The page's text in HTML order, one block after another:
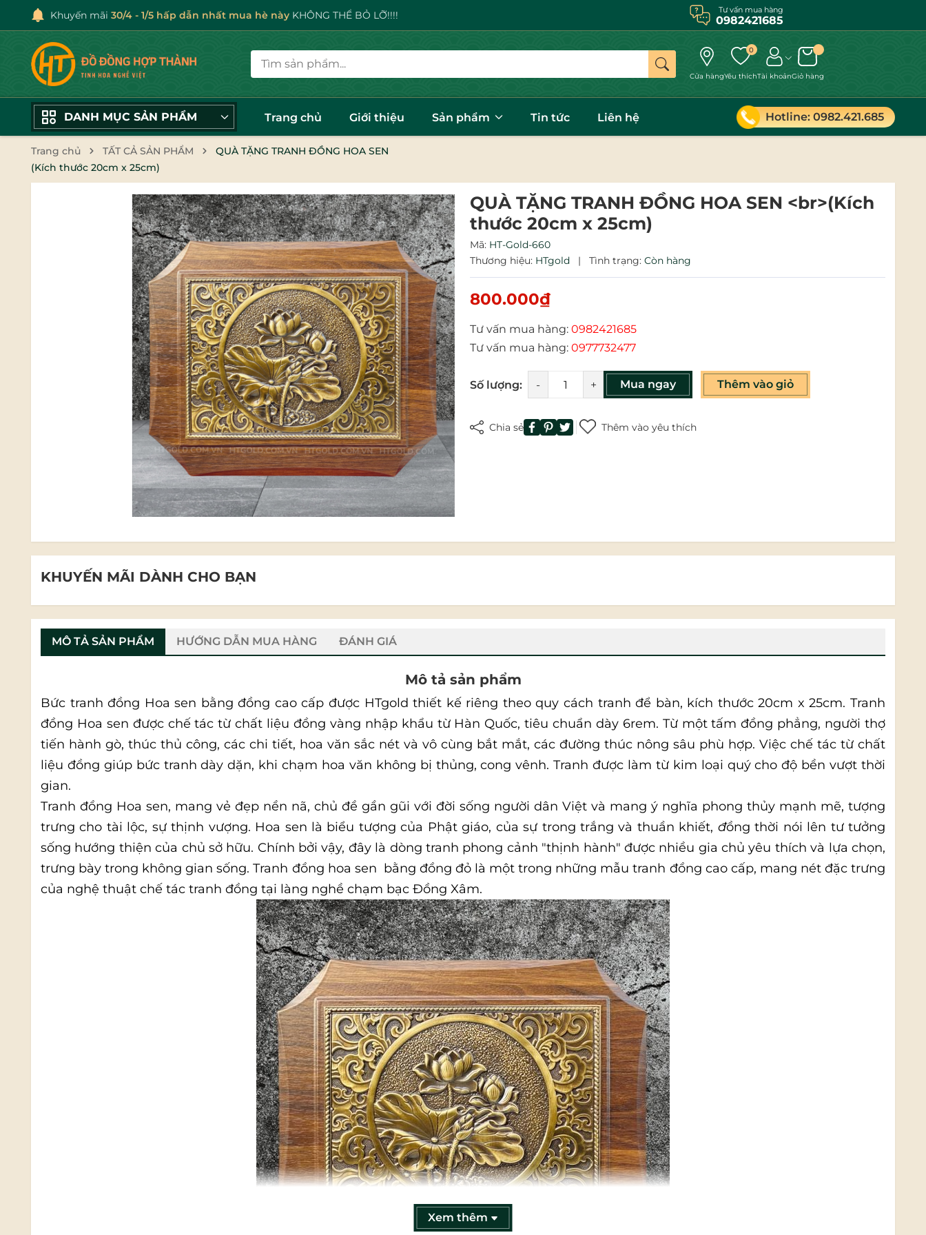
Khuyến mãi 30/4 - 1/5 hấp dẫn nhất mua hè này KHÔNG THỂ BỎ LỠ!!!! Tư vấn mua hàng
0982421685
Cửa hàng
0
Yêu thíchTài khoảnGiỏ hàng
DANH MỤC SẢN PHẨM Trang chủ Giới thiệu Sản phẩm Tin tức Liên hệ Hotline: 0982.421.685
Trang chủ TẤT CẢ SẢN PHẨM
QUÀ TẶNG TRANH ĐỒNG HOA SEN
(Kích thước 20cm x 25cm)
QUÀ TẶNG TRANH ĐỒNG HOA SEN <br>(Kích
thước 20cm x 25cm)
Mã: HT-Gold-660
Thương hiệu: HTgold | Tình trạng: Còn hàng
800.000₫
Tư vấn mua hàng: 0982421685
Tư vấn mua hàng: 0977732477
Số lượng: - + Mua ngay Thêm vào giỏ
Chia sẻ Thêm vào yêu thích
KHUYẾN MÃI DÀNH CHO BẠN
Mã giảm giá:
Ngày hết hạn:
Điều kiện:
MÔ TẢ SẢN PHẨM HƯỚNG DẪN MUA HÀNG ĐÁNH GIÁ
Mô tả sản phẩm
Bức tranh đồng Hoa sen bằng đồng cao cấp được HTgold thiết kế riêng theo quy cách tranh để bàn, kích thước 20cm x 25cm. Tranh
đồng Hoa sen được chế tác từ chất liệu đồng vàng nhập khẩu từ Hàn Quốc, tiêu chuẩn dày 6rem. Từ một tấm đồng phẳng, người thợ
tiến hành gò, thúc thủ công, các chi tiết, hoa văn sắc nét và vô cùng bắt mắt, các đường thúc nông sâu phù hợp. Việc chế tác từ chất
liệu đồng giúp bức tranh dày dặn, khi chạm hoa văn không bị thủng, cong vênh. Tranh được làm từ kim loại quý cho độ bền vượt thời
gian.
Tranh đồng Hoa sen, mang vẻ đẹp nền nã, chủ đề gần gũi với đời sống người dân Việt và mang ý nghĩa phong thủy mạnh mẽ, tượng
trưng cho tài lộc, sự thịnh vượng. Hoa sen là biểu tượng của Phật giáo, của sự trong trắng và thuần khiết, đồng thời nói lên tư tưởng
sống hướng thiện của chủ sở hữu. Chính bởi vậy, đây là dòng tranh phong cảnh "thịnh hành" được nhiều gia chủ yêu thích và lựa chọn,
trưng bày trong không gian sống. Tranh đồng hoa sen bằng đồng đỏ là một trong những mẫu tranh đồng cao cấp, mang nét đặc trưng
của nghệ thuật chế tác tranh đồng tại làng nghề chạm bạc Đồng Xâm.
Xem thêm